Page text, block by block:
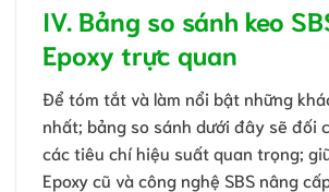
IV. Bảng so sánh keo
Epoxy trực quan
Để tóm tắt và làm nổi bật những
nhất; bảng so sánh dưới đây sẽ đối
các tiêu chí hiệu suất quan trọng;
Epoxy cũ và công nghệ SBS nâng